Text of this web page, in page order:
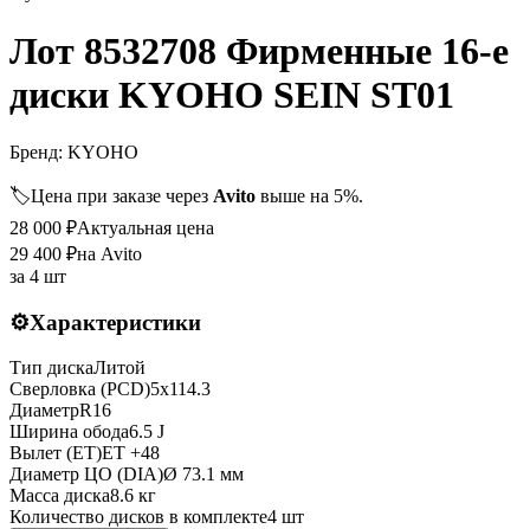
Лот 8532708 Фирменные 16-е
диски KYOHO SEIN ST01
Бренд: KYOHO
🏷️Цена при заказе через Avito выше на 5%.
28 000 ₽Актуальная цена
29 400 ₽на Avito
за 4 шт
⚙️Характеристики
Тип дискаЛитой
Сверловка (PCD)5x114.3
ДиаметрR16
Ширина обода6.5 J
Вылет (ET)ET +48
Диаметр ЦО (DIA)Ø 73.1 мм
Масса диска8.6 кг
Количество дисков в комплекте4 шт